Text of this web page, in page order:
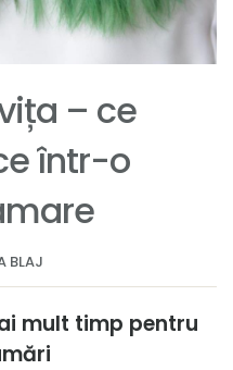
– ce
într-o
BLAJ
mult timp pentru